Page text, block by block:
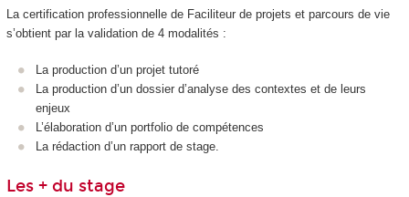
La certification professionnelle de Faciliteur de projets et parcours de vie
s’obtient par la validation de 4 modalités :
La production d’un projet tutoré
La production d’un dossier d’analyse des contextes et de leurs
enjeux
L’élaboration d’un portfolio de compétences
La rédaction d’un rapport de stage.
Les + du stage